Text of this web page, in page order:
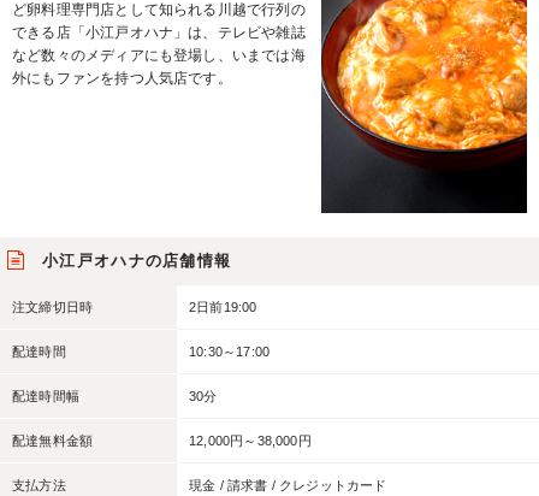
ど卵料理専門店として知られる川越で行列の
できる店「小江戸オハナ」は、テレビや雑誌
など数々のメディアにも登場し、いまでは海
外にもファンを持つ人気店です。
小江戸オハナの店舗情報
注文締切日時 2日前19:00
配達時間 10:30～17:00
配達時間幅 30分
配達無料金額 12,000円～38,000円
支払方法 現金 / 請求書 / クレジットカード